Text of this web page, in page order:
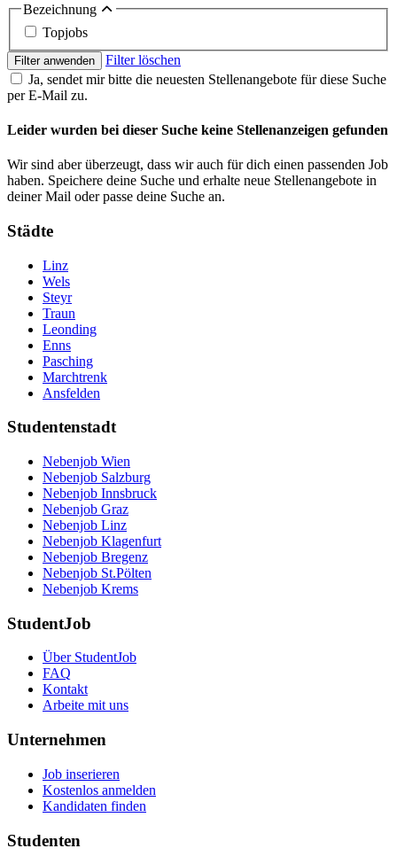
Bezeichnung
Topjobs
Filter anwenden
Filter löschen
Ja, sendet mir bitte die neuesten Stellenangebote für diese Suche
per E-Mail zu.
Leider wurden bei dieser Suche keine Stellenanzeigen gefunden
Wir sind aber überzeugt, dass wir auch für dich einen passenden Job
haben. Speichere deine Suche und erhalte neue Stellenangebote in
deiner Mail oder passe deine Suche an.
Städte
Linz
Wels
Steyr
Traun
Leonding
Enns
Pasching
Marchtrenk
Ansfelden
Studentenstadt
Nebenjob Wien
Nebenjob Salzburg
Nebenjob Innsbruck
Nebenjob Graz
Nebenjob Linz
Nebenjob Klagenfurt
Nebenjob Bregenz
Nebenjob St.Pölten
Nebenjob Krems
StudentJob
Über StudentJob
FAQ
Kontakt
Arbeite mit uns
Unternehmen
Job inserieren
Kostenlos anmelden
Kandidaten finden
Studenten